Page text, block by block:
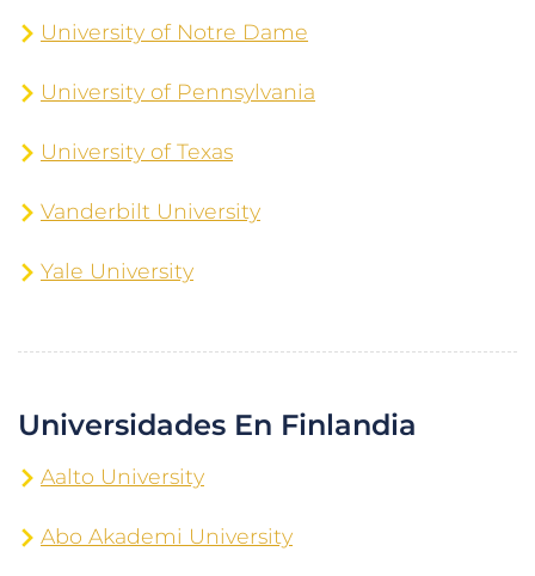
University of Notre Dame
University of Pennsylvania
University of Texas
Vanderbilt University
Yale University
Universidades En Finlandia
Aalto University
Abo Akademi University